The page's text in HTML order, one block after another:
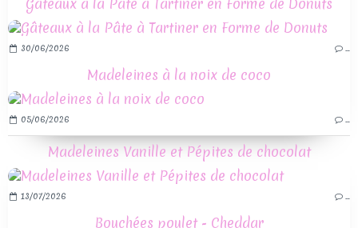
Gâteaux à la Pâte à Tartiner en Forme de Donuts
30/06/2026 …
Madeleines à la noix de coco
05/06/2026 …
Madeleines Vanille et Pépites de chocolat
13/07/2026 …
Bouchées poulet - Cheddar